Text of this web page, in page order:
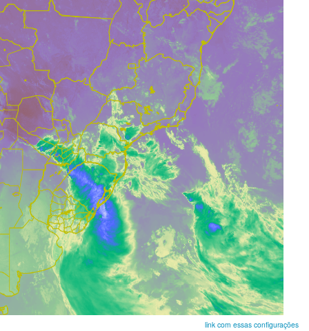
link com essas configurações